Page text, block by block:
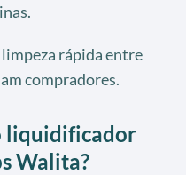
rápida entre
compradores.
liquidificador
Walita?